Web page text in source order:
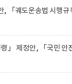
, 「궤도운송법 시행
령」 제정안, 「국민